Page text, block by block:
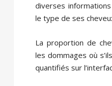
diverses
le type de ses
La proportion de
les dommages où
quantifiés sur